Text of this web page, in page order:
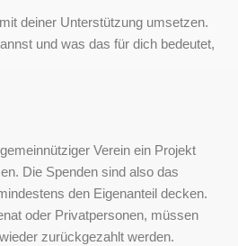
deiner Unterstützung umsetzen.
und was das für dich bedeutet,
Verein ein Projekt
Die Spenden sind also das
den Eigenanteil decken.
oder Privatpersonen, müssen
zurückgezahlt werden.